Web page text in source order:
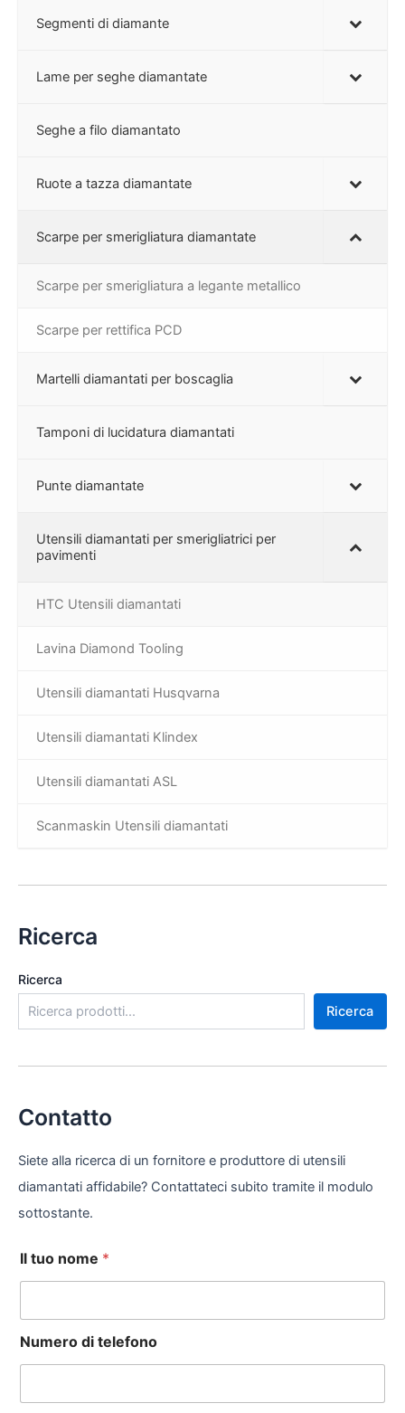
Segmenti di diamante
Lame per seghe diamantate
Seghe a filo diamantato
Ruote a tazza diamantate
Scarpe per smerigliatura diamantate
Scarpe per smerigliatura a legante metallico
Scarpe per rettifica PCD
Martelli diamantati per boscaglia
Tamponi di lucidatura diamantati
Punte diamantate
Utensili diamantati per smerigliatrici per
pavimenti
HTC Utensili diamantati
Lavina Diamond Tooling
Utensili diamantati Husqvarna
Utensili diamantati Klindex
Utensili diamantati ASL
Scanmaskin Utensili diamantati
Ricerca
Ricerca
Ricerca
Contatto
Siete alla ricerca di un fornitore e produttore di utensili
diamantati affidabile? Contattateci subito tramite il modulo
sottostante.
Il tuo nome *
Numero di telefono